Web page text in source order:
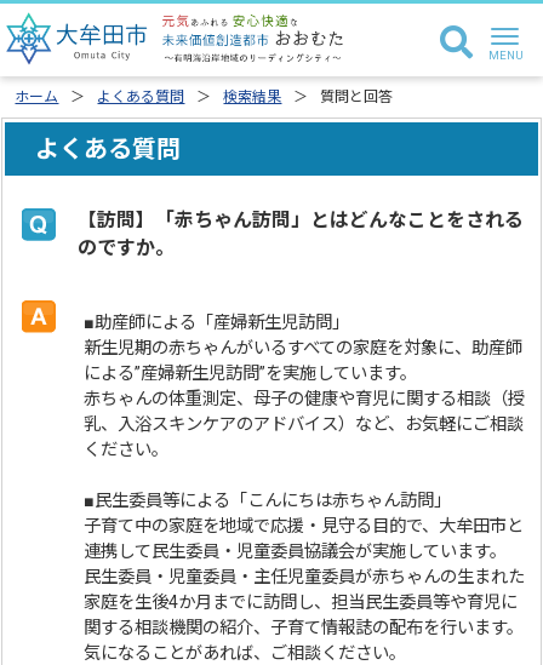
ホーム よくある質問 検索結果 質問と回答
よくある質問
【訪問】「赤ちゃん訪問」とはどんなことをされる
のですか。
■助産師による「産婦新生児訪問」
新生児期の赤ちゃんがいるすべての家庭を対象に、助産師
による”産婦新生児訪問”を実施しています。
赤ちゃんの体重測定、母子の健康や育児に関する相談（授
乳、入浴スキンケアのアドバイス）など、お気軽にご相談
ください。
■民生委員等による「こんにちは赤ちゃん訪問」
子育て中の家庭を地域で応援・見守る目的で、大牟田市と
連携して民生委員・児童委員協議会が実施しています。
民生委員・児童委員・主任児童委員が赤ちゃんの生まれた
家庭を生後4か月までに訪問し、担当民生委員等や育児に
関する相談機関の紹介、子育て情報誌の配布を行います。
気になることがあれば、ご相談ください。